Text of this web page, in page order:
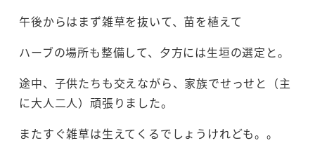
午後からはまず雑草を抜いて、苗を植えて
ハーブの場所も整備して、夕方には生垣の選定と。
途中、子供たちも交えながら、家族でせっせと（主
に大人二人）頑張りました。
またすぐ雑草は生えてくるでしょうけれども。。